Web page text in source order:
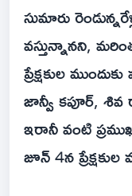
సుమారు
వస్తున్నానని,
ప్రేక్షకుల
జాన్వీ కపూర్,
ఇరానీ వంటి
జూన్ 4న